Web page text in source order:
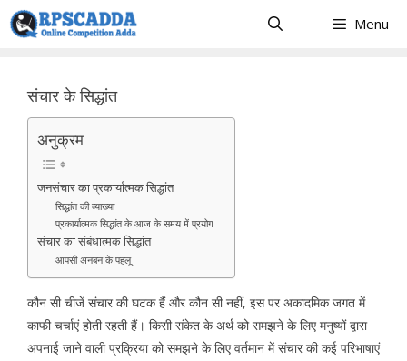
Skip
to
Menu
संचार के सिद्धांत
अनुक्रम
जनसंचार का प्रकार्यात्मक सिद्धांत
सिद्धांत की व्याख्या
प्रकार्यात्मक सिद्धांत के आज के समय में प्रयोग
संचार का संबंधात्मक सिद्धांत
आपसी अनबन के पहलू
कौन सी चीजें संचार की घटक हैं और कौन सी नहीं, इस पर अकादमिक जगत में
काफी चर्चाएं होती रहती हैं। किसी संकेत के अर्थ को समझने के लिए मनुष्यों द्वारा
अपनाई जाने वाली प्रक्रिया को समझने के लिए वर्तमान में संचार की कई परिभाषाएं